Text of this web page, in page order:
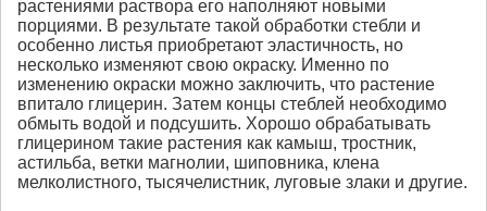
растениями раствора его наполняют новыми
порциями. В результате такой обработки стебли и
особенно листья приобретают эластичность, но
несколько изменяют свою окраску. Именно по
изменению окраски можно заключить, что растение
впитало глицерин. Затем концы стеблей необходимо
обмыть водой и подсушить. Хорошо обрабатывать
глицерином такие растения как камыш, тростник,
астильба, ветки магнолии, шиповника, клена
мелколистного, тысячелистник, луговые злаки и другие.